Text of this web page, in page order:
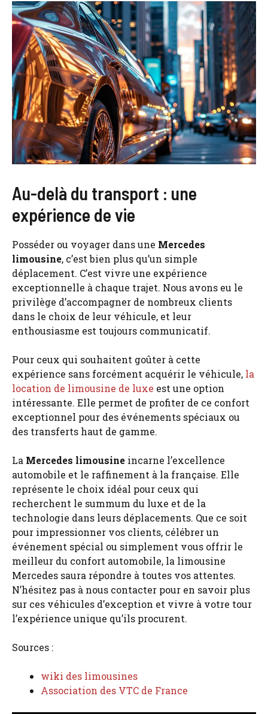
Au-delà du transport : une
expérience de vie
Posséder ou voyager dans une Mercedes
limousine, c’est bien plus qu’un simple
déplacement. C’est vivre une expérience
exceptionnelle à chaque trajet. Nous avons eu le
privilège d’accompagner de nombreux clients
dans le choix de leur véhicule, et leur
enthousiasme est toujours communicatif.
Pour ceux qui souhaitent goûter à cette
expérience sans forcément acquérir le véhicule, la
location de limousine de luxe est une option
intéressante. Elle permet de profiter de ce confort
exceptionnel pour des événements spéciaux ou
des transferts haut de gamme.
La Mercedes limousine incarne l’excellence
automobile et le raffinement à la française. Elle
représente le choix idéal pour ceux qui
recherchent le summum du luxe et de la
technologie dans leurs déplacements. Que ce soit
pour impressionner vos clients, célébrer un
événement spécial ou simplement vous offrir le
meilleur du confort automobile, la limousine
Mercedes saura répondre à toutes vos attentes.
N’hésitez pas à nous contacter pour en savoir plus
sur ces véhicules d’exception et vivre à votre tour
l’expérience unique qu’ils procurent.
Sources :
wiki des limousines
Association des VTC de France